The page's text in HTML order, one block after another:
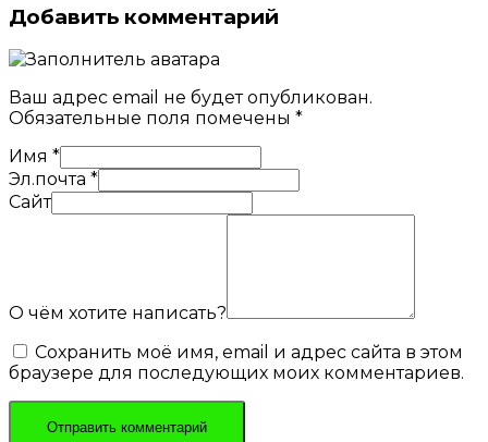
Добавить комментарий
Ваш адрес email не будет опубликован.
Обязательные поля помечены *
Имя *
Эл.почта *
Сайт
О чём хотите написать?
Сохранить моё имя, email и адрес сайта в этом
браузере для последующих моих комментариев.